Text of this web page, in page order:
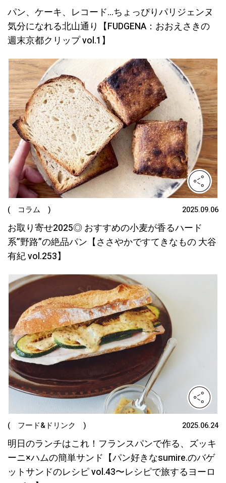
パン、ケーキ、レコード…ちょっぴりパリジェンヌ
気分になれる北山通り【FUDGENA：おおえさきの
週末京都クリップ vol.1】
( コラム ) 2025.09.06
お取り寄せ2025◎ おすすめの小麦が香るハード
系”野路”の絶品パン【ささやかですてきなもの 大谷
有紀 vol.253】
( フード&ドリンク ) 2025.06.24
明日のランチはこれ！フランスパンで作る、ズッキ
ーニ×ハムの簡単サンド【パン好きなsumire.のバゲ
ットサンドのレシピ vol.43〜レシピで旅するヨーロ